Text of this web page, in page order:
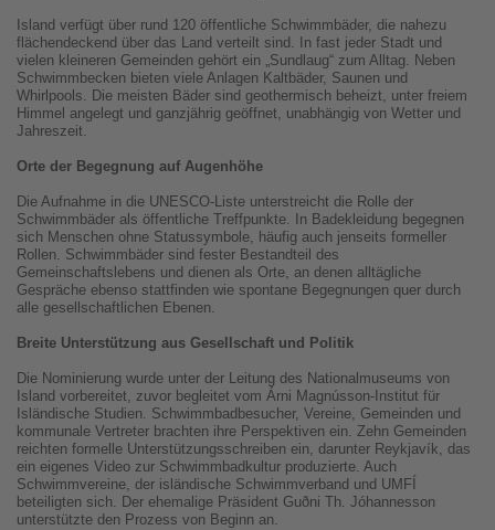
Island verfügt über rund 120 öffentliche Schwimmbäder, die nahezu
flächendeckend über das Land verteilt sind. In fast jeder Stadt und
vielen kleineren Gemeinden gehört ein „Sundlaug“ zum Alltag. Neben
Schwimmbecken bieten viele Anlagen Kaltbäder, Saunen und
Whirlpools. Die meisten Bäder sind geothermisch beheizt, unter freiem
Himmel angelegt und ganzjährig geöffnet, unabhängig von Wetter und
Jahreszeit.
Orte der Begegnung auf Augenhöhe
Die Aufnahme in die UNESCO-Liste unterstreicht die Rolle der
Schwimmbäder als öffentliche Treffpunkte. In Badekleidung begegnen
sich Menschen ohne Statussymbole, häufig auch jenseits formeller
Rollen. Schwimmbäder sind fester Bestandteil des
Gemeinschaftslebens und dienen als Orte, an denen alltägliche
Gespräche ebenso stattfinden wie spontane Begegnungen quer durch
alle gesellschaftlichen Ebenen.
Breite Unterstützung aus Gesellschaft und Politik
Die Nominierung wurde unter der Leitung des Nationalmuseums von
Island vorbereitet, zuvor begleitet vom Árni Magnússon-Institut für
Isländische Studien. Schwimmbadbesucher, Vereine, Gemeinden und
kommunale Vertreter brachten ihre Perspektiven ein. Zehn Gemeinden
reichten formelle Unterstützungsschreiben ein, darunter Reykjavík, das
ein eigenes Video zur Schwimmbadkultur produzierte. Auch
Schwimmvereine, der isländische Schwimmverband und UMFÍ
beteiligten sich. Der ehemalige Präsident Guðni Th. Jóhannesson
unterstützte den Prozess von Beginn an.